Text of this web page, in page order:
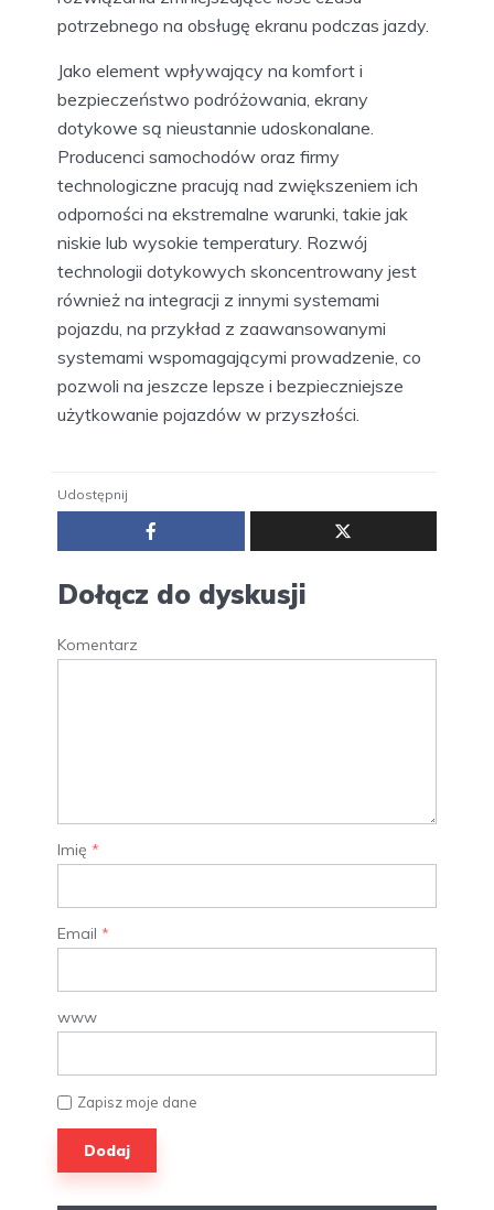
potrzebnego na obsługę ekranu podczas jazdy.
Jako element wpływający na komfort i
bezpieczeństwo podróżowania, ekrany
dotykowe są nieustannie udoskonalane.
Producenci samochodów oraz firmy
technologiczne pracują nad zwiększeniem ich
odporności na ekstremalne warunki, takie jak
niskie lub wysokie temperatury. Rozwój
technologii dotykowych skoncentrowany jest
również na integracji z innymi systemami
pojazdu, na przykład z zaawansowanymi
systemami wspomagającymi prowadzenie, co
pozwoli na jeszcze lepsze i bezpieczniejsze
użytkowanie pojazdów w przyszłości.
Udostępnij
Dołącz do dyskusji
Komentarz
Imię *
Email *
www
Zapisz moje dane